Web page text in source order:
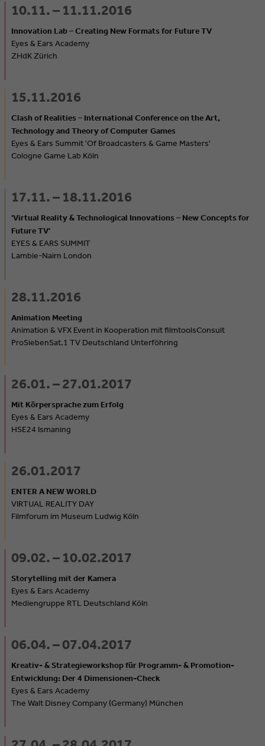
10.11. – 11.11.2016
Innovation Lab – Creating New Formats for Future TV
Eyes & Ears Academy
ZHdK Zürich
15.11.2016
Clash of Realities – International Conference on the Art,
Technology and Theory of Computer Games
Eyes & Ears Summit 'Of Broadcasters & Game Masters'
Cologne Game Lab Köln
17.11. – 18.11.2016
'Virtual Reality & Technological Innovations – New Concepts for
Future TV'
EYES & EARS SUMMIT
Lambie-Nairn London
28.11.2016
Animation Meeting
Animation & VFX Event in Kooperation mit filmtoolsConsult
ProSiebenSat.1 TV Deutschland Unterföhring
26.01. – 27.01.2017
Mit Körpersprache zum Erfolg
Eyes & Ears Academy
HSE24 Ismaning
26.01.2017
ENTER A NEW WORLD
VIRTUAL REALITY DAY
Filmforum im Museum Ludwig Köln
09.02. – 10.02.2017
Storytelling mit der Kamera
Eyes & Ears Academy
Mediengruppe RTL Deutschland Köln
06.04. – 07.04.2017
Kreativ- & Strategieworkshop für Programm- & Promotion-
Entwicklung: Der 4 Dimensionen-Check
Eyes & Ears Academy
The Walt Disney Company (Germany) München